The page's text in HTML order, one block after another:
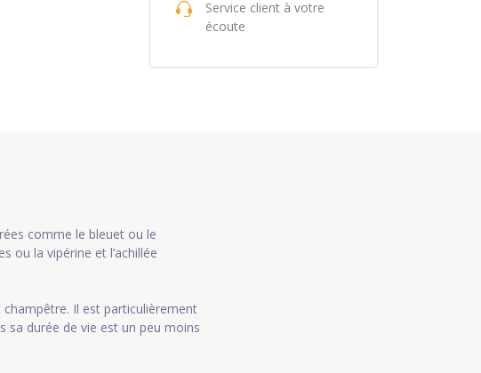
Service client à votre
écoute
comme le bleuet ou le
ou la vipérine et l’achillée
champêtre. Il est particulièrement
sa durée de vie est un peu moins